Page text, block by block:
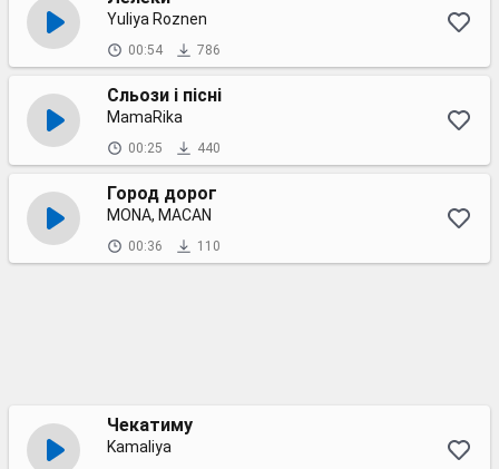
Yuliya Roznen
00:54 786
Сльози і пісні
MamaRika
00:25 440
Город дорог
MONA, MACAN
00:36 110
Чекатиму
Kamaliya